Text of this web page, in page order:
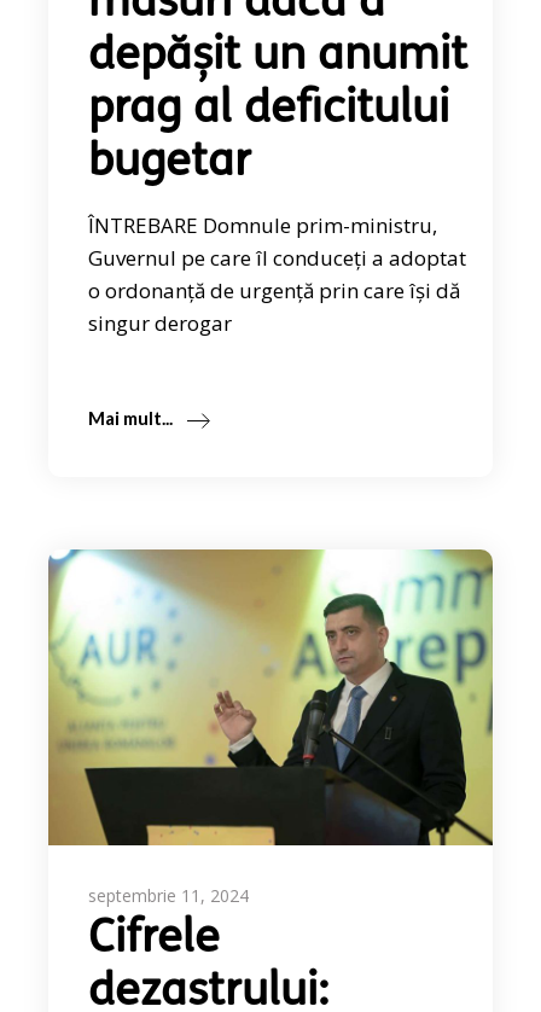
depășit un anumit
prag al deficitului
bugetar
ÎNTREBARE Domnule prim-ministru,
Guvernul pe care îl conduceți a adoptat
o ordonanță de urgență prin care își dă
singur derogar
Mai mult...
septembrie 11, 2024
Cifrele
dezastrului: